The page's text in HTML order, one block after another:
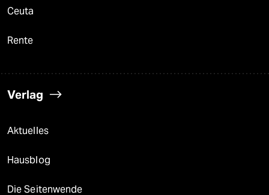
Ceuta
Rente
Verlag
Aktuelles
Hausblog
Die Seitenwende